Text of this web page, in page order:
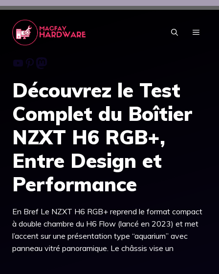
Aller
contenu
MENU
Youtube
Pinterest
Mastodon
Découvrez le Test
Complet du Boîtier
NZXT H6 RGB+,
Entre Design et
Performance
En Bref Le NZXT H6 RGB+ reprend le format compact
à double chambre du H6 Flow (lancé en 2023) et met
l’accent sur une présentation type “aquarium” avec
panneau vitré panoramique. Le châssis vise un